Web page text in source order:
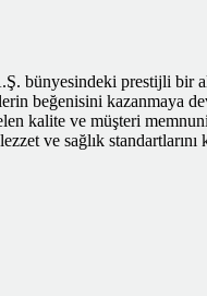
bünyesindeki prestijli bir
beğenisini kazanmaya
kalite ve müşteri
ve sağlık standartlarını